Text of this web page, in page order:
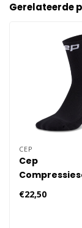
Gerelateerde
CEP
Cep
5.0 Mid Cut
Zwart
€22,50